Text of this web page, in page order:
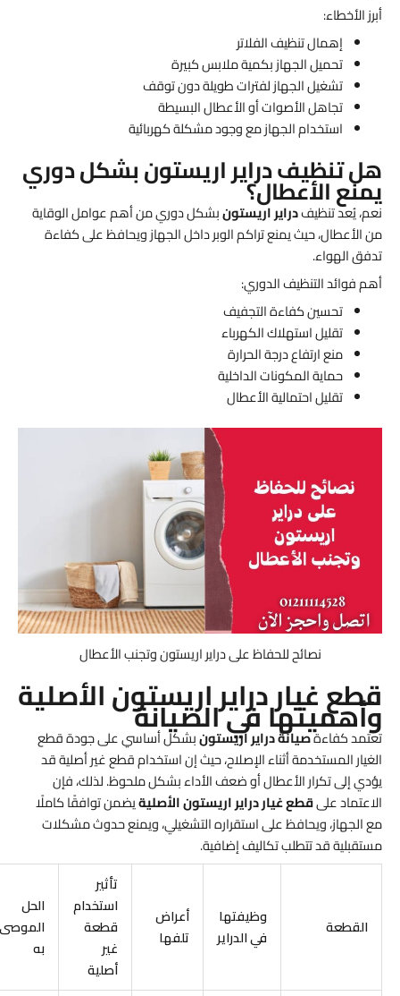
أبرز الأخطاء:
إهمال تنظيف الفلاتر
تحميل الجهاز بكمية ملابس كبيرة
تشغيل الجهاز لفترات طويلة دون توقف
تجاهل الأصوات أو الأعطال البسيطة
استخدام الجهاز مع وجود مشكلة كهربائية
هل تنظيف دراير اريستون بشكل دوري
يمنع الأعطال؟
نعم، يُعد تنظيفدراير اريستونبشكل دوري من أهم عوامل الوقاية
من الأعطال، حيث يمنع تراكم الوبر داخل الجهاز ويحافظ على كفاءة
تدفق الهواء.
أهم فوائد التنظيف الدوري:
تحسين كفاءة التجفيف
تقليل استهلاك الكهرباء
منع ارتفاع درجة الحرارة
حماية المكونات الداخلية
تقليل احتمالية الأعطال
نصائح للحفاظ على دراير اريستون وتجنب الأعطال
قطع غيار دراير اريستون الأصلية
وأهميتها في الصيانة
تعتمد كفاءةصيانة دراير اريستونبشكل أساسي على جودة قطع
الغيار المستخدمة أثناء الإصلاح، حيث إن استخدام قطع غير أصلية قد
يؤدي إلى تكرار الأعطال أو ضعف الأداء بشكل ملحوظ. لذلك، فإن
الاعتماد علىقطع غيار دراير اريستون الأصليةيضمن توافقًا كاملًا
مع الجهاز، ويحافظ على استقراره التشغيلي، ويمنع حدوث مشكلات
مستقبلية قد تتطلب تكاليف إضافية.
القطعة
وظيفتها
في الدراير
أعراض
تلفها
تأثير
استخدام
قطعة
أصلية
الحل
الموصى